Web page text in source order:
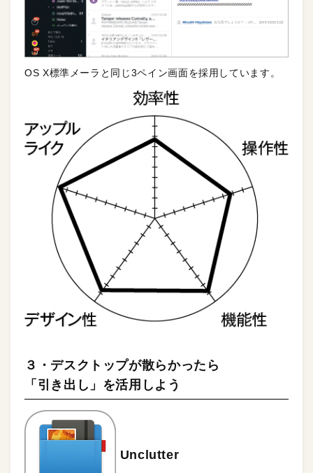
OS X標準メーラと同じ3ペイン画面を採用しています。
３・デスクトップが散らかったら
「引き出し」を活用しよう
Unclutter